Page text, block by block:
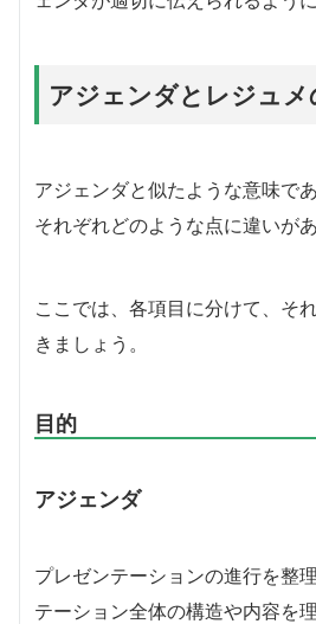
アジェンダとレジュメ
アジェンダと似たような意味で
それぞれどのような点に違いが
ここでは、各項目に分けて、そ
きましょう。
目的
アジェンダ
プレゼンテーションの進行を整
テーション全体の構造や内容を